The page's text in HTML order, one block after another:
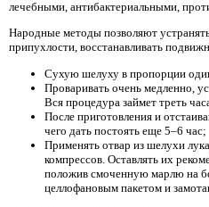
лечебными, антибактериальными,
Народные методы позволяют
припухлости, восстанавливать
Сухую шелуху в пропорции
Проваривать очень медленно,
Вся процедура займет треть
После приготовления и
чего дать постоять еще 5–6 час;
Применять отвар из шелухи
компрессов. Оставлять их
положив смоченную марлю на
целлофановым пакетом и